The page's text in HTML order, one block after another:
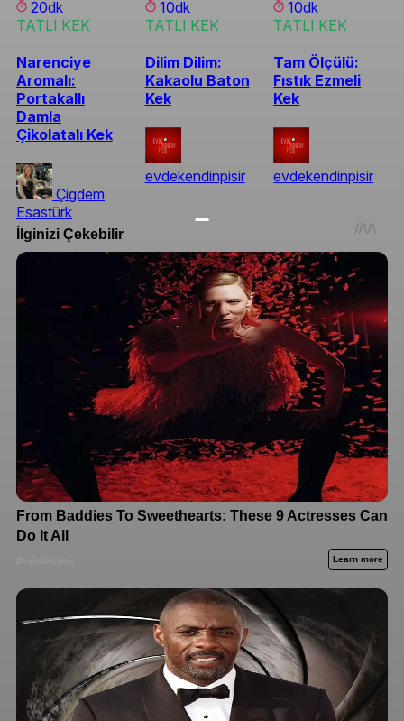
20dk
TATLI KEK
Narenciye
Aromalı:
Portakallı
Damla
Çikolatalı Kek
Çigdem
Esastürk
10dk
TATLI KEK
Dilim Dilim:
Kakaolu Baton
Kek
evdekendinpisir
10dk
TATLI KEK
Tam Ölçülü:
Fıstık Ezmeli
Kek
evdekendinpisir